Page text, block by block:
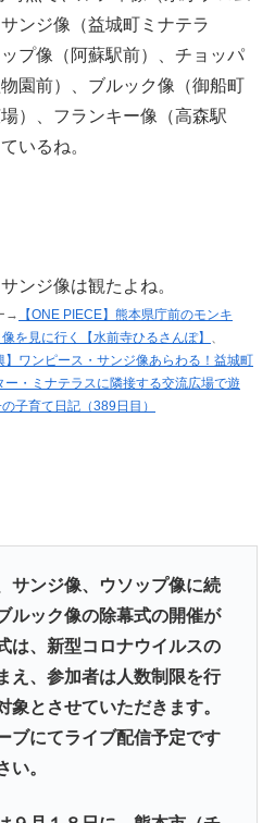
ンジ像（益城町ミナテラ
プ像（阿蘇駅前）、チョッパ
園前）、ブルック像（御船町
）、フランキー像（高森駅
いるね。
ンジ像は観たよね。
→
【ONE PIECE】熊本県庁前のモンキ
を見に行く【水前寺ひるさんぽ】 、
】ワンピース・サンジ像あらわる！益城町
ー・ミナテラスに隣接する交流広場で遊
子育て日記（389日目）
サンジ像、ウソップ像に続
ルック像の除幕式の開催が
は、新型コロナウイルスの
え、参加者は人数制限を行
象とさせていただきます。
ブにてライブ配信予定です
い。